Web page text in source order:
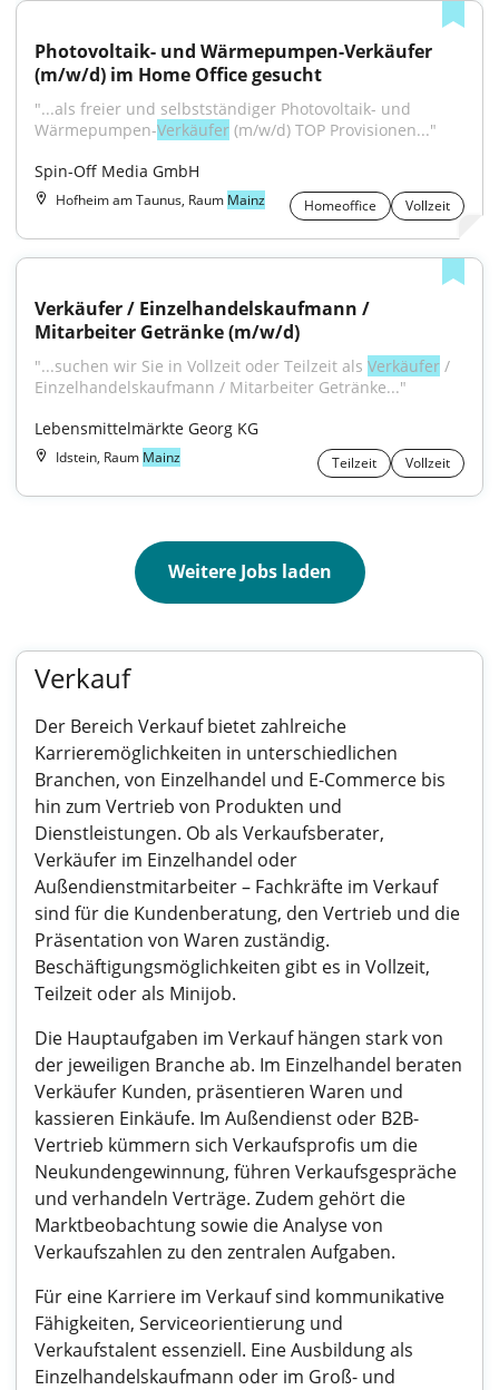
Photovoltaik- und Wärmepumpen-Verkäufer
(m/w/d) im Home Office gesucht
"...als freier und selbstständiger Photovoltaik- und
Wärmepumpen-Verkäufer (m/w/d) TOP Provisionen..."
Spin-Off Media GmbH
Hofheim am Taunus, Raum Mainz Homeoffice Vollzeit
Verkäufer / Einzelhandelskaufmann /
Mitarbeiter Getränke (m/w/d)
"...suchen wir Sie in Vollzeit oder Teilzeit als Verkäufer /
Einzelhandelskaufmann / Mitarbeiter Getränke..."
Lebensmittelmärkte Georg KG
Idstein, Raum Mainz Teilzeit Vollzeit
Weitere Jobs laden
Verkauf
Der Bereich Verkauf bietet zahlreiche
Karrieremöglichkeiten in unterschiedlichen
Branchen, von Einzelhandel und E-Commerce bis
hin zum Vertrieb von Produkten und
Dienstleistungen. Ob als Verkaufsberater,
Verkäufer im Einzelhandel oder
Außendienstmitarbeiter – Fachkräfte im Verkauf
sind für die Kundenberatung, den Vertrieb und die
Präsentation von Waren zuständig.
Beschäftigungsmöglichkeiten gibt es in Vollzeit,
Teilzeit oder als Minijob.
Die Hauptaufgaben im Verkauf hängen stark von
der jeweiligen Branche ab. Im Einzelhandel beraten
Verkäufer Kunden, präsentieren Waren und
kassieren Einkäufe. Im Außendienst oder B2B-
Vertrieb kümmern sich Verkaufsprofis um die
Neukundengewinnung, führen Verkaufsgespräche
und verhandeln Verträge. Zudem gehört die
Marktbeobachtung sowie die Analyse von
Verkaufszahlen zu den zentralen Aufgaben.
Für eine Karriere im Verkauf sind kommunikative
Fähigkeiten, Serviceorientierung und
Verkaufstalent essenziell. Eine Ausbildung als
Einzelhandelskaufmann oder im Groß- und